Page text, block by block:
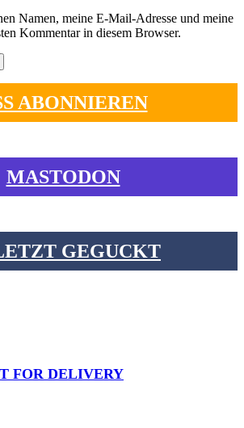
Namen, meine E-Mail-Adresse und meine
Kommentar in diesem Browser.
ABONNIEREN
MASTODON
GEGUCKT
FOR DELIVERY